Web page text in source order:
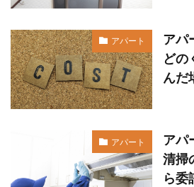
アパート
アパ
どの
んだ
アパート
アパ
清掃
ら委